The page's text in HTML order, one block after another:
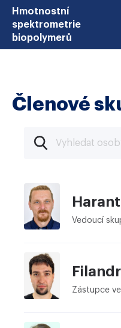
Hmotnostní
spektrometrie
biopolymerů
Členové
Vedoucí
Zástupce